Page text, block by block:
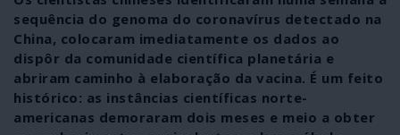
sequência do genoma do coronavírus detectado na
China, colocaram imediatamente os dados ao
dispôr da comunidade científica planetária e
abriram caminho à elaboração da vacina. É um feito
histórico: as instâncias científicas norte-
americanas demoraram dois meses e meio a obter